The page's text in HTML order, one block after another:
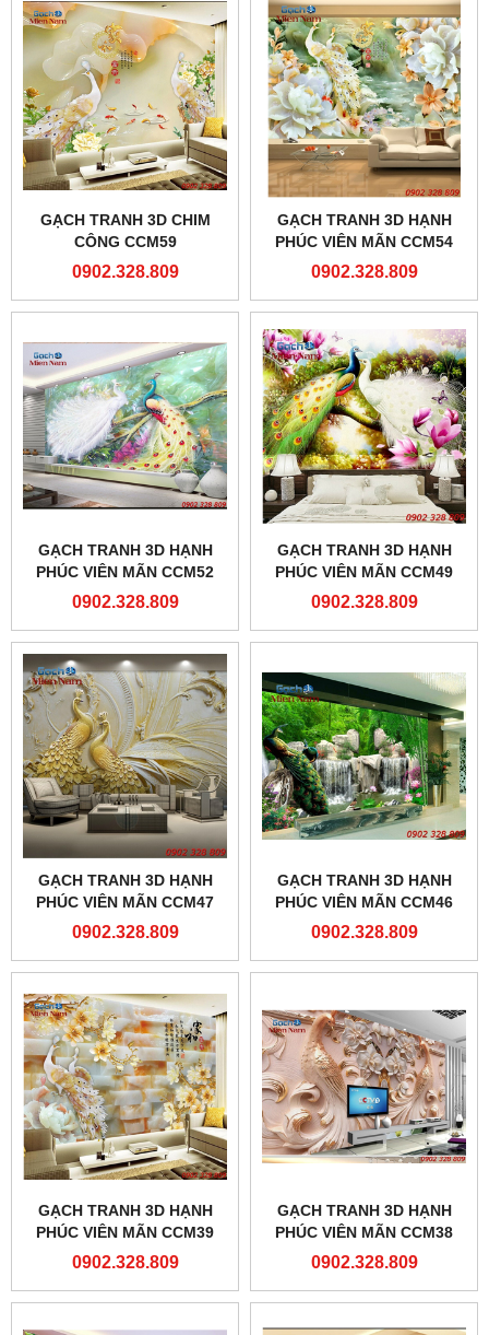
GẠCH TRANH 3D CHIM
CÔNG CCM59
0902.328.809
GẠCH TRANH 3D HẠNH
PHÚC VIÊN MÃN CCM54
0902.328.809
GẠCH TRANH 3D HẠNH
PHÚC VIÊN MÃN CCM52
0902.328.809
GẠCH TRANH 3D HẠNH
PHÚC VIÊN MÃN CCM49
0902.328.809
GẠCH TRANH 3D HẠNH
PHÚC VIÊN MÃN CCM47
0902.328.809
GẠCH TRANH 3D HẠNH
PHÚC VIÊN MÃN CCM46
0902.328.809
GẠCH TRANH 3D HẠNH
PHÚC VIÊN MÃN CCM39
0902.328.809
GẠCH TRANH 3D HẠNH
PHÚC VIÊN MÃN CCM38
0902.328.809